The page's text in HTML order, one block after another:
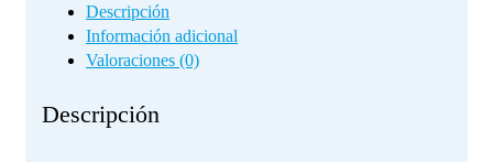
Descripción
Información adicional
Valoraciones (0)
Descripción